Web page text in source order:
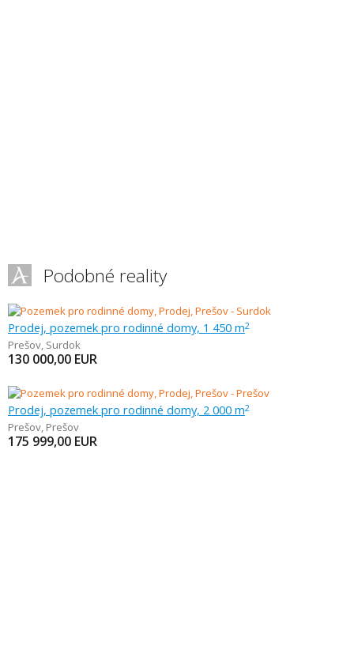
Podobné reality
Prodej, pozemek pro rodinné domy, 1 450 m2
Prešov, Surdok
130 000,00 EUR
Prodej, pozemek pro rodinné domy, 2 000 m2
Prešov, Prešov
175 999,00 EUR